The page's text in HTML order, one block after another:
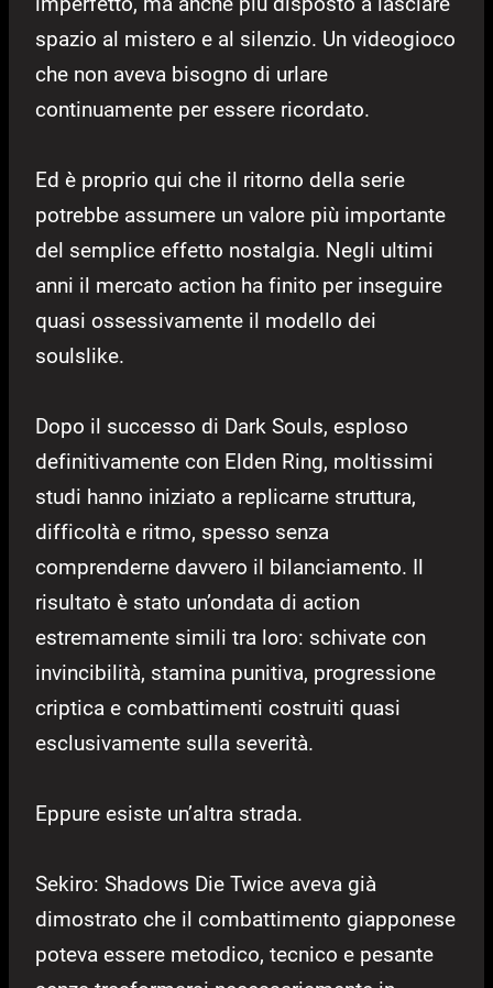
spazio al mistero e al silenzio. Un videogioco
che non aveva bisogno di urlare
continuamente per essere ricordato.
Ed è proprio qui che il ritorno della serie
potrebbe assumere un valore più importante
del semplice effetto nostalgia. Negli ultimi
anni il mercato action ha finito per inseguire
quasi ossessivamente il modello dei
soulslike.
Dopo il successo di Dark Souls, esploso
definitivamente con Elden Ring, moltissimi
studi hanno iniziato a replicarne struttura,
difficoltà e ritmo, spesso senza
comprenderne davvero il bilanciamento. Il
risultato è stato un’ondata di action
estremamente simili tra loro: schivate con
invincibilità, stamina punitiva, progressione
criptica e combattimenti costruiti quasi
esclusivamente sulla severità.
Eppure esiste un’altra strada.
Sekiro: Shadows Die Twice aveva già
dimostrato che il combattimento giapponese
poteva essere metodico, tecnico e pesante